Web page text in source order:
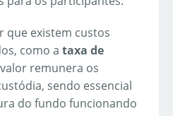
que existem custos
como a taxa de
valor remunera os
sendo essencial
do fundo funcionando